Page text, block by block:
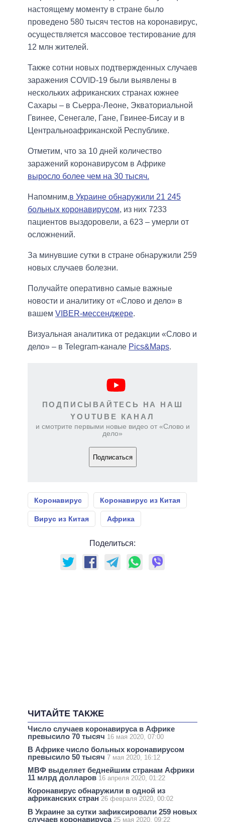
настоящему моменту в стране было
проведено 580 тысяч тестов на коронавирус,
осуществляется массовое тестирование для
12 млн жителей.
Также сотни новых подтвержденных случаев
заражения COVID-19 были выявлены в
нескольких африканских странах южнее
Сахары – в Сьерра-Леоне, Экваториальной
Гвинее, Сенегале, Гане, Гвинее-Бисау и в
Центральноафриканской Республике.
Отметим, что за 10 дней количество
заражений коронавирусом в Африке
выросло более чем на 30 тысяч.
Напомним,в Украине обнаружили 21 245
больных коронавирусом, из них 7233
пациентов выздоровели, а 623 – умерли от
осложнений.
За минувшие сутки в стране обнаружили 259
новых случаев болезни.
Получайте оперативно самые важные
новости и аналитику от «Слово и дело» в
вашем VIBER-мессенджере.
Визуальная аналитика от редакции «Слово и
дело» – в Telegram-канале Pics&Maps.
ПОДПИСЫВАЙТЕСЬ НА НАШ
YOUTUBE КАНАЛ
и смотрите первыми новые видео от «Слово и
дело»
Подписаться
Коронавирус Коронавирус из Китая
Вирус из Китая Африка
Поделиться:
ЧИТАЙТЕ ТАКЖЕ
Число случаев коронавируса в Африке
превысило 70 тысяч 16 мая 2020, 07:00
В Африке число больных коронавирусом
превысило 50 тысяч 7 мая 2020, 16:12
МВФ выделяет беднейшим странам Африки
11 млрд долларов 16 апреля 2020, 01:22
Коронавирус обнаружили в одной из
африканских стран 26 февраля 2020, 00:02
В Украине за сутки зафиксировали 259 новых
случаев коронавируса 25 мая 2020, 09:22